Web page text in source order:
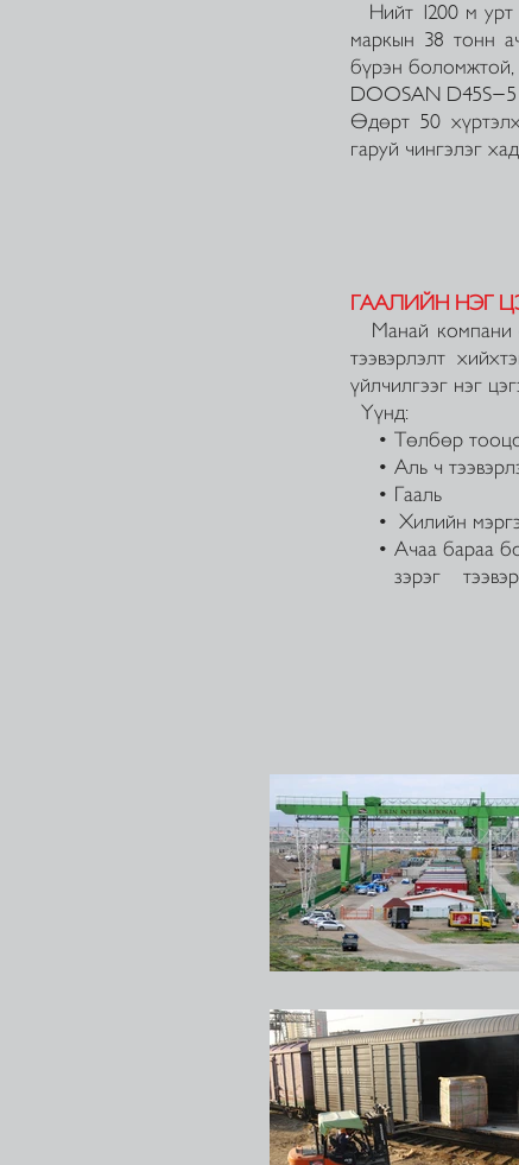
Нийт 1200 м урт
маркын 38 тонн
бүрэн боломжтой,
DOOSAN D45S-5
Өдөрт 50
гаруй чингэлэг
ГААЛИЙН НЭГ
Манай компани
тээвэрлэлт
үйлчилгээг нэг
Үүнд:
• Төлбөр
• Аль ч
• Гааль
• Хилийн
• Ачаа бараа
зэрэг тээвэр